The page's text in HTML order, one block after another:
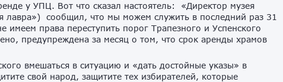
у УПЦ. Вот что сказал настоятель: «Директор музея
лавра») сообщил, что мы можем служить в последний раз 31
права переступить порог Трапезного и Успенского
предупреждена за месяц о том, что срок аренды храмов
вмешаться в ситуацию и «дать достойные указы» в
свой народ, защитите тех избирателей, которые